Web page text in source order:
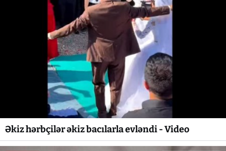
Əkiz hərbçilər əkiz bacılarla evləndi - Video